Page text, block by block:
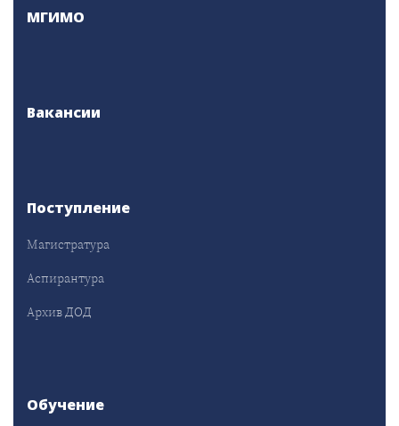
МГИМО
Вакансии
Поступление
Магистратура
Аспирантура
Архив ДОД
Обучение